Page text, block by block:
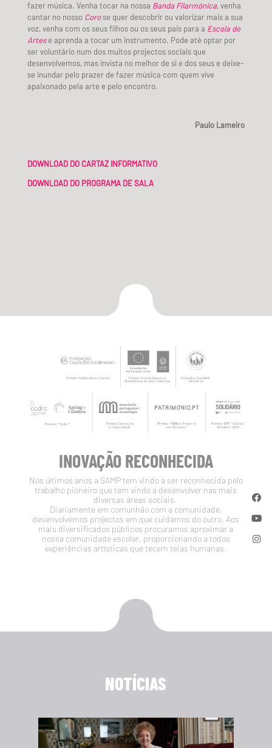
fazer música. Venha tocar na nossa Banda Filarmónica, venha
cantar no nosso Corose quer descobrir ou valorizar mais a sua
voz, venha com os seus filhos ou os seus pais para a Escola de
Artese aprenda a tocar um instrumento. Pode até optar por
ser voluntário num dos muitos projectos sociais que
desenvolvemos, mas invista no melhor de si e dos seus e deixe-
se inundar pelo prazer de fazer música com quem vive
apaixonado pela arte e pelo encontro.
Paulo Lameiro
DOWNLOAD DO CARTAZ INFORMATIVO
DOWNLOAD DO PROGRAMA DE SALA
INOVAÇÃO RECONHECIDA
Nos últimos anos a SAMP tem vindo a ser reconhecida pelo
trabalho pioneiro que tem vindo a desenvolver nas mais
diversas áreas sociais.
Diariamente em comunhão com a comunidade,
desenvolvemos projectos em que cuidamos do outro. Aos
mais diversificados públicos procuramos aproximar a
nossa comunidade escolar, proporcionando a todos
experiências artísticas que tecem teias humanas.
NOTÍCIAS